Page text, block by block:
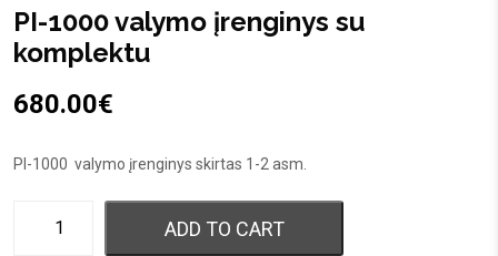
PI-1000 valymo įrenginys su
komplektu
680.00€
PI-1000 valymo įrenginys skirtas 1-2 asm.
ADD TO CART